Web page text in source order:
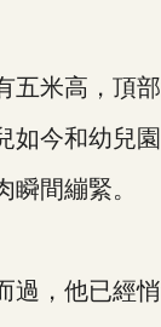
米高，頂部
今和幼兒園
間繃緊。
，他已經悄